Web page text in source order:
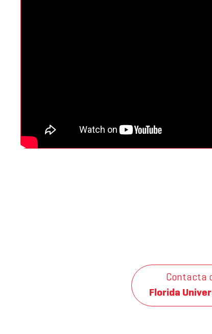
Contacta
Florida